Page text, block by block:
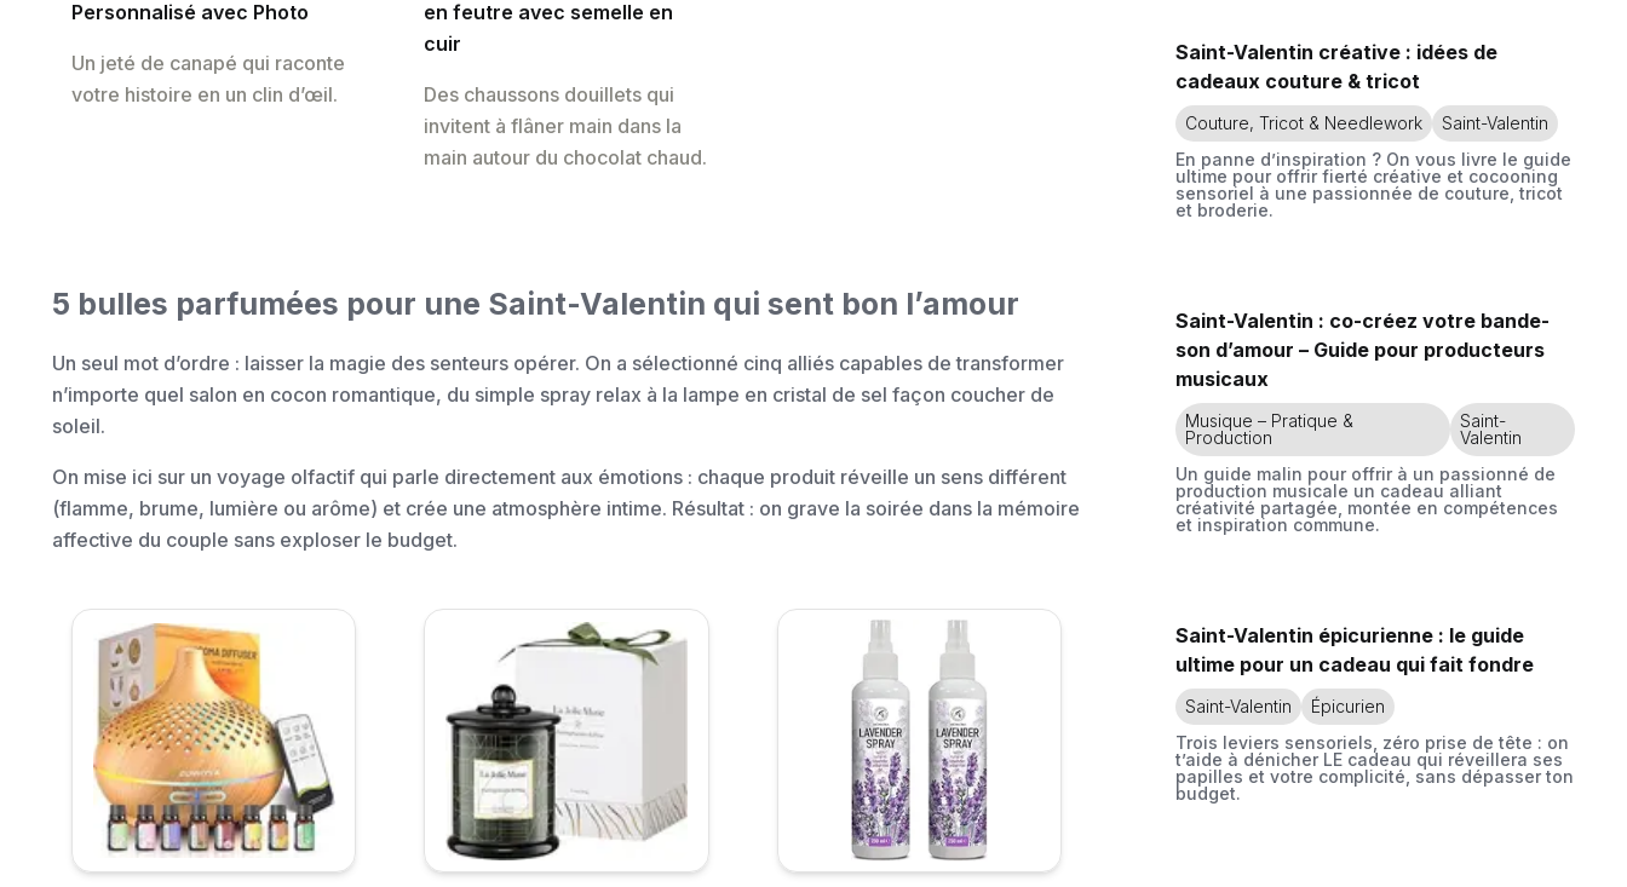
Personnalisé avec Photo
Un jeté de canapé qui raconte
votre histoire en un clin d’œil.
en feutre avec semelle en
cuir
Des chaussons douillets qui
invitent à flâner main dans la
main autour du chocolat chaud.
5 bulles parfumées pour une Saint-Valentin qui sent bon l’amour
Un seul mot d’ordre : laisser la magie des senteurs opérer. On a sélectionné cinq alliés capables de transformer
n’importe quel salon en cocon romantique, du simple spray relax à la lampe en cristal de sel façon coucher de
soleil.
On mise ici sur un voyage olfactif qui parle directement aux émotions : chaque produit réveille un sens différent
(flamme, brume, lumière ou arôme) et crée une atmosphère intime. Résultat : on grave la soirée dans la mémoire
affective du couple sans exploser le budget.
Saint-Valentin créative : idées de
cadeaux couture & tricot
Couture, Tricot & Needlework
Saint-Valentin
En panne d’inspiration ? On vous livre le guide
ultime pour offrir fierté créative et cocooning
sensoriel à une passionnée de couture, tricot
et broderie.
Saint-Valentin : co-créez votre bande-
son d’amour – Guide pour producteurs
musicaux
Musique – Pratique &
Production
Saint-
Valentin
Un guide malin pour offrir à un passionné de
production musicale un cadeau alliant
créativité partagée, montée en compétences
et inspiration commune.
Saint-Valentin épicurienne : le guide
ultime pour un cadeau qui fait fondre
Saint-Valentin
Épicurien
Trois leviers sensoriels, zéro prise de tête : on
t’aide à dénicher LE cadeau qui réveillera ses
papilles et votre complicité, sans dépasser ton
budget.